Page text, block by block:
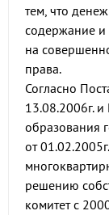
тем, что
содержание
на
права.
Согласно
13.08.2006г.
образования
от
решению
комитет с